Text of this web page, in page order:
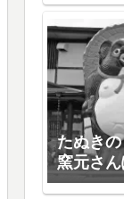
たぬき
窯元さ